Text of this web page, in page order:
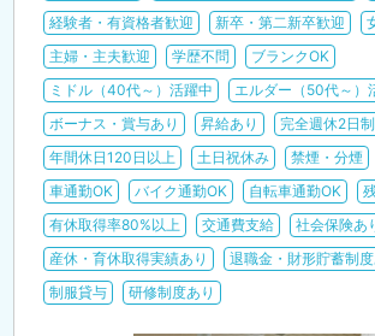
経験者・有資格者歓迎
新卒・第二新卒歓迎
主婦・主夫歓迎
学歴不問
ブランクOK
ミドル（40代～）活躍中
エルダー（50代～）
ボーナス・賞与あり
昇給あり
完全週休2日制
年間休日120日以上
土日祝休み 禁煙・分煙
車通勤OK
バイク通勤OK 自転車通勤OK
有休取得率80%以上
交通費支給
社会保険あ
産休・育休取得実績あり
退職金・財形貯蓄制度
制服貸与
研修制度あり